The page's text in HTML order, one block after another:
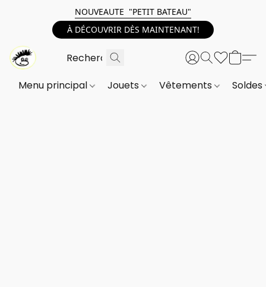
NOUVEAUTE "PETIT BATEAU"
À DÉCOUVRIR DÈS MAINTENANT!
Menu principal Jouets Vêtements Soldes